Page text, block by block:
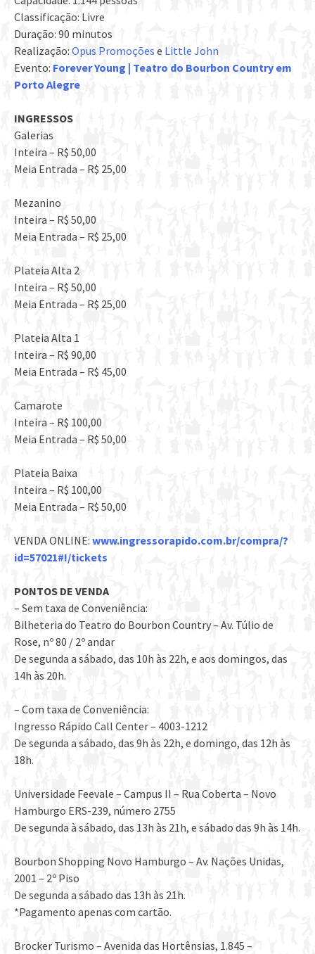
Classificação: Livre
Duração: 90 minutos
Realização: Opus Promoções e Little John
Evento: Forever Young | Teatro do Bourbon Country em
Porto Alegre
INGRESSOS
Galerias
Inteira – R$ 50,00
Meia Entrada – R$ 25,00
Mezanino
Inteira – R$ 50,00
Meia Entrada – R$ 25,00
Plateia Alta 2
Inteira – R$ 50,00
Meia Entrada – R$ 25,00
Plateia Alta 1
Inteira – R$ 90,00
Meia Entrada – R$ 45,00
Camarote
Inteira – R$ 100,00
Meia Entrada – R$ 50,00
Plateia Baixa
Inteira – R$ 100,00
Meia Entrada – R$ 50,00
VENDA ONLINE: www.ingressorapido.com.br/compra/?
id=57021#!/tickets
PONTOS DE VENDA
– Sem taxa de Conveniência:
Bilheteria do Teatro do Bourbon Country – Av. Túlio de
Rose, nº 80 / 2º andar
De segunda a sábado, das 10h às 22h, e aos domingos, das
14h às 20h.
– Com taxa de Conveniência:
Ingresso Rápido Call Center – 4003-1212
De segunda a sábado, das 9h às 22h, e domingo, das 12h às
18h.
Universidade Feevale – Campus II – Rua Coberta – Novo
Hamburgo ERS-239, número 2755
De segunda à sábado, das 13h às 21h, e sábado das 9h às 14h.
Bourbon Shopping Novo Hamburgo – Av. Nações Unidas,
2001 – 2º Piso
De segunda a sábado das 13h às 21h.
*Pagamento apenas com cartão.
Brocker Turismo – Avenida das Hortênsias, 1.845 –